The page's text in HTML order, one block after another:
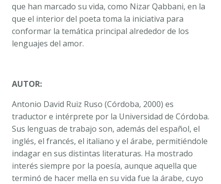
que han marcado su vida, como Nizar Qabbani, en la
que el interior del poeta toma la iniciativa para
conformar la temática principal alrededor de los
lenguajes del amor.
AUTOR:
Antonio David Ruiz Ruso (Córdoba, 2000) es
traductor e intérprete por la Universidad de Córdoba.
Sus lenguas de trabajo son, además del español, el
inglés, el francés, el italiano y el árabe, permitiéndole
indagar en sus distintas literaturas. Ha mostrado
interés siempre por la poesía, aunque aquella que
terminó de hacer mella en su vida fue la árabe, cuyo